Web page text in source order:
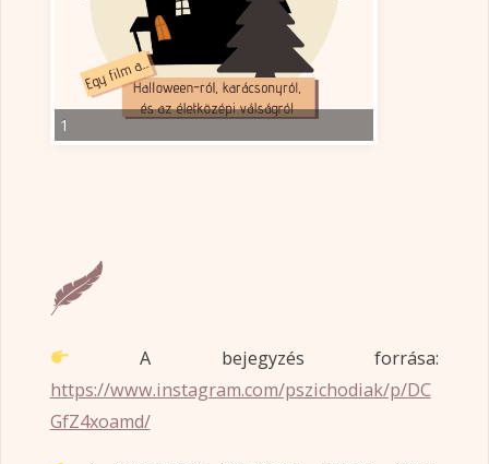
1
A bejegyzés forrása:
https://www.instagram.com/pszichodiak/p/DC
GfZ4xoamd/